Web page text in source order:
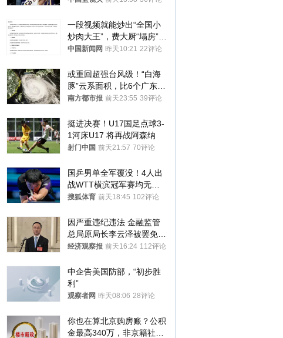
一段视频就能炒出“全国小
炒肉大王”，费大厨“塌房”了
吗？
中国新闻网 昨天10:21 22评论
或重回超强台风级！“白海
豚”云系面积，比6个广东还
大！深圳官方：注意这件事
南方都市报 前天23:55 39评论
挺进决赛！U17国足点球3-
1河床U17 将再战阿森纳
射门中国 前天21:57 70评论
国乒男单全军覆没！4人出
战WTT横滨冠军赛均无缘
八强
搜狐体育 前天18:45 102评论
因严重违纪违法 金融监管
总局原局长李云泽被罢免全
国人大代表
经济观察报 前天16:24 112评论
中企告美国防部，“初步胜
利”
观察者网 昨天08:06 28评论
你也在算北京购房账？公积
金最高340万，非京籍社保